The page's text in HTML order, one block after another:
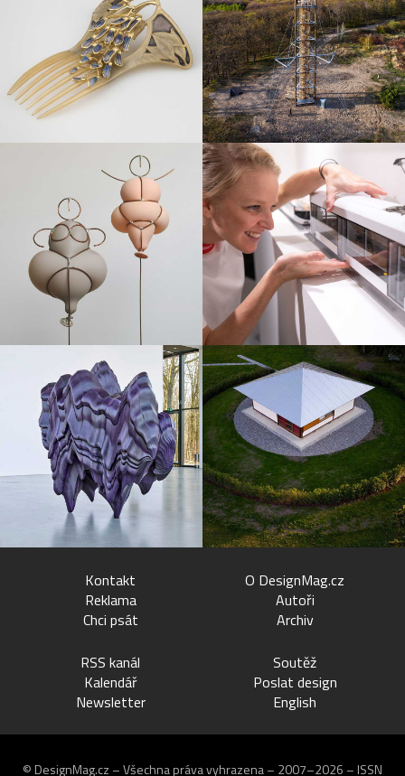
Kontakt
Reklama
Chci psát
O DesignMag.cz
Autoři
Archiv
RSS kanál
Kalendář
Newsletter
Soutěž
Poslat design
English
© DesignMag.cz – Všechna práva vyhrazena – 2007–2026 – ISSN